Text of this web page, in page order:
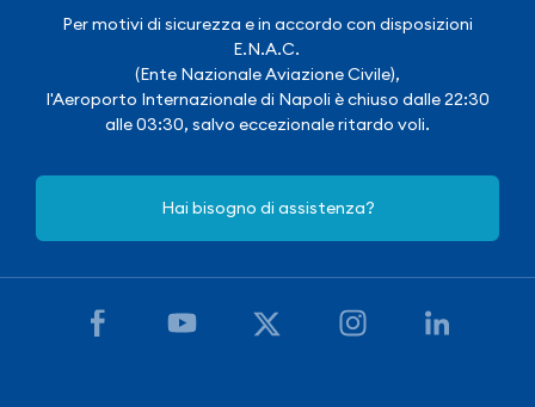
Per motivi di sicurezza e in accordo con disposizioni
E.N.A.C.
(Ente Nazionale Aviazione Civile),
l'Aeroporto Internazionale di Napoli è chiuso dalle 22:30
alle 03:30, salvo eccezionale ritardo voli.
Hai bisogno di assistenza?